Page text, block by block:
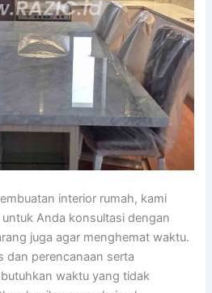
interior rumah, kami
Anda konsultasi dengan
juga agar menghemat waktu.
dan perencanaan serta
waktu yang tidak